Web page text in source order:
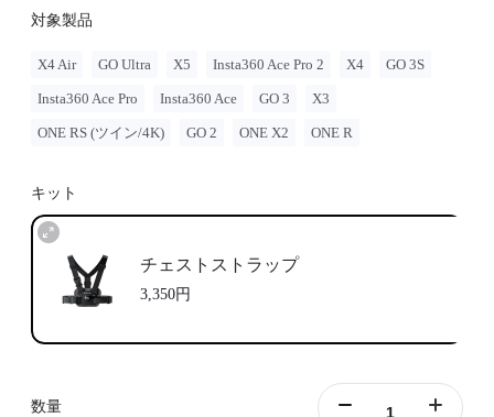
対象製品
X4 Air GO Ultra X5 Insta360 Ace Pro 2 X4 GO 3S
Insta360 Ace Pro Insta360 Ace GO 3 X3
ONE RS (ツイン/4K) GO 2 ONE X2 ONE R
キット
チェストストラップ
3,350円
数量